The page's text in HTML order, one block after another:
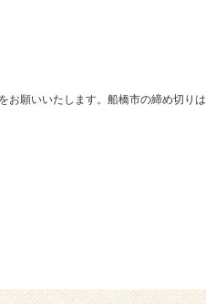
お願いいたします。船橋市の締め切りは